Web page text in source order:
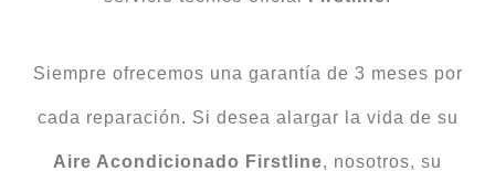
Siempre ofrecemos una garantía de 3 meses por
cada reparación. Si desea alargar la vida de su
Aire Acondicionado Firstline, nosotros, su